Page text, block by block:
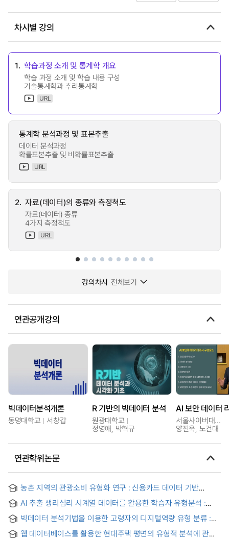
차시별 강의
1. 학습과정 소개 및 통계학 개요
학습 과정 소개 및 학습 내용 구성
기술통계학과 추리통계학
URL
통계학 분석과정 및 표본추출
데이터 분석과정
확률표본추출 및 비확률표본추출
URL
2. 자료(데이터)의 종류와 측정척도
자료(데이터) 종류
4가지 측정척도
URL
강의차시 전체보기
연관공개강의
빅데이터분석개론
동명대학교 서창갑
R 기반의 빅데이터 분석
원광대학교
정영애, 박혁규
AI 보안 데이터
서울사이버대학교
양진욱, 노건태
연관학위논문
농촌 지역의 관광소비 유형화 연구 : 신용카드 데이터 기반
Consumption in Rural Areas : A Cluster Analysis Based on
Credit Card Data
AI 추출 생리심리 시계열 데이터를 활용한 학습자 유형분석 :
Analysis Using AI-Extracted Psychophysiological Time-
Series Data: Focusing on Emotion, Stress, and Attention
빅데이터 분석기법을 이용한 고령자의 디지털역량 유형 분류 :
웹 데이터베이스를 활용한 현대주택 평면의 유형적 분석에 관한